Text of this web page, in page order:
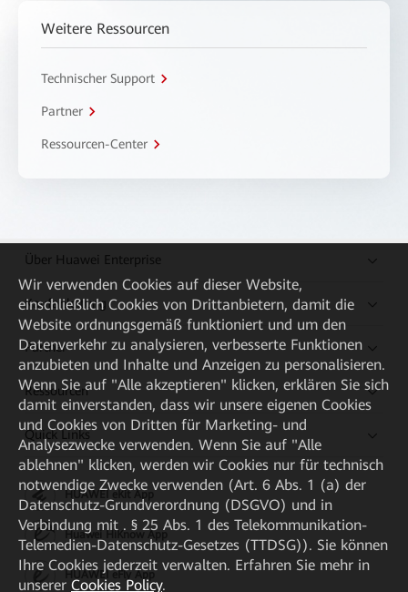
Weitere Ressourcen
Technischer Support
Partner
Ressourcen-Center
Über Huawei Enterprise
Kaufanleitung
Partner
Ressourcen
Quick Links
HUAWEI eKit App
Huawei HiKnow App
HUAWEI eFly App
Wir verwenden Cookies auf dieser Website,
einschließlich Cookies von Drittanbietern, damit die
Website ordnungsgemäß funktioniert und um den
Datenverkehr zu analysieren, verbesserte Funktionen
anzubieten und Inhalte und Anzeigen zu personalisieren.
Wenn Sie auf "Alle akzeptieren" klicken, erklären Sie sich
damit einverstanden, dass wir unsere eigenen Cookies
und Cookies von Dritten für Marketing- und
Analysezwecke verwenden. Wenn Sie auf "Alle
ablehnen" klicken, werden wir Cookies nur für technisch
notwendige Zwecke verwenden (Art. 6 Abs. 1 (a) der
Datenschutz-Grundverordnung (DSGVO) und in
Verbindung mit . § 25 Abs. 1 des Telekommunikation-
Telemedien-Datenschutz-Gesetzes (TTDSG)). Sie können
Ihre Cookies jederzeit verwalten. Erfahren Sie mehr in
unserer Cookies Policy.